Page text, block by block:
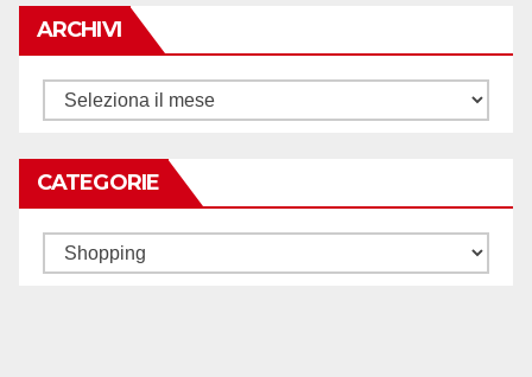
articoli
ARCHIVI
Archivi
CATEGORIE
Categorie